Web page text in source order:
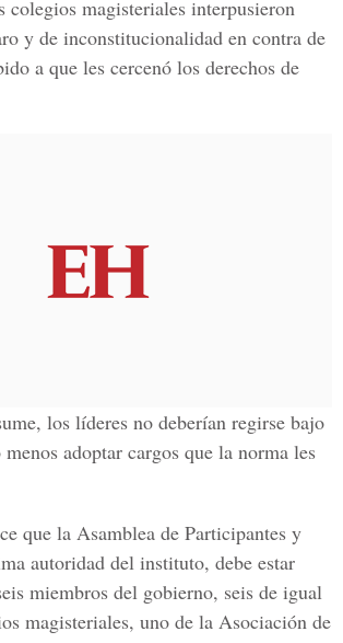
colegios magisteriales interpusieron
y de inconstitucionalidad en contra de
a que les cercenó los derechos de
los líderes no deberían regirse bajo
adoptar cargos que la norma les
que la Asamblea de Participantes y
autoridad del instituto, debe estar
miembros del gobierno, seis de igual
magisteriales, uno de la Asociación de